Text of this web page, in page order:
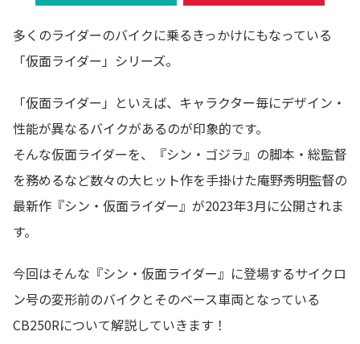
多くのライダーのバイクに乗るきっかけにもなっている
「仮面ライダー」シリーズ。
「仮面ライダー」といえば、キャラクター毎にデザイン・
性能が異なるバイクがあるのが印象的です。
そんな仮面ライダーを、『シン・ゴジラ』の脚本・総監督
を務めるなど数々の大ヒット作を手掛けた庵野秀明監督の
最新作『シン・仮面ライダー』が2023年3月に公開されま
す。
今回はそんな『シン・仮面ライダー』に登場するサイクロ
ン号の変形前のバイクとそのベース車両となっている
CB250Rについて解説していきます！